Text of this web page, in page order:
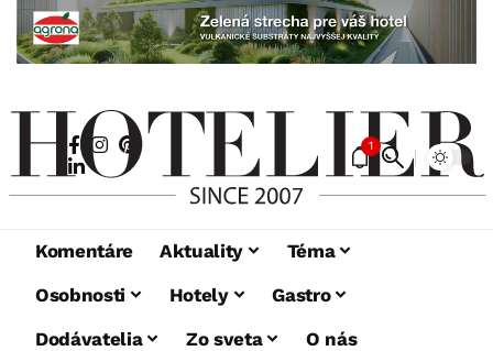
1
Komentáre Aktuality
Téma
Osobnosti
Hotely
Gastro
Dodávatelia
Zo sveta
O nás